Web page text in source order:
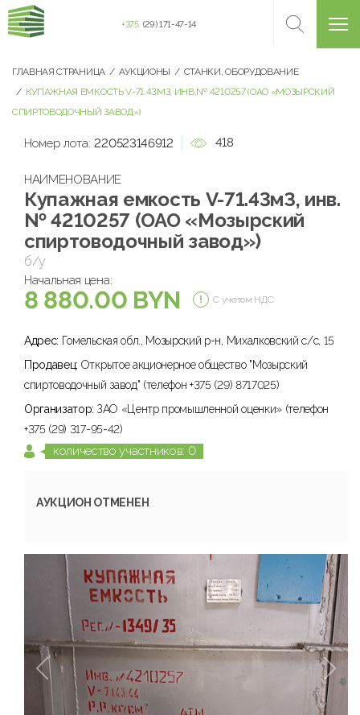
+375 (29) 171-47-14
ГЛАВНАЯ СТРАНИЦА АУКЦИОНЫ
СТАНКИ, ОБОРУДОВАНИЕ
КУПАЖНАЯ ЕМКОСТЬ V-71.43МЗ, ИНВ.№ 4210257 (ОАО «МОЗЫРСКИЙ
СПИРТОВОДОЧНЫЙ ЗАВОД»)
Номер лота: 220523146912 418
НАИМЕНОВАНИЕ
Купажная емкость V-71.43мЗ, инв.
№ 4210257 (ОАО «Мозырский
спиртоводочный завод»)
б/у
Начальная цена:
8 880.00 BYN С учетом НДС
Адрес: Гомельская обл., Мозырский р-н, Михалковский с/с, 15
Продавец: Открытое акционерное общество "Мозырский
спиртоводочный завод" (телефон +375 (29) 8717025)
Организатор: ЗАО «Центр промышленной оценки» (телефон
+375 (29) 317-95-42)
количество участников: 0
АУКЦИОН ОТМЕНЕН